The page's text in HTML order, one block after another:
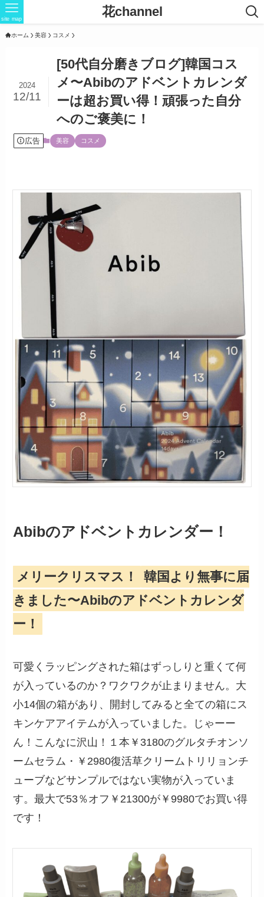
花channel
site map
ホーム 美容 コスメ
[50代自分磨きブログ]韓国コス
メ〜Abibのアドベントカレンダ
ーは超お買い得！頑張った自分
へのご褒美に！
2024
12/11
広告 美容 コスメ
Abibのアドベントカレンダー！
メリークリスマス！
韓国より無事に届
きました〜Abibのアドベントカレンダ
ー！
可愛くラッピングされた箱はずっしりと重くて何
が入っているのか？ワクワクが止まりません。大
小14個の箱があり、開封してみると全ての箱にス
キンケアアイテムが入っていました。じゃーー
ん！こんなに沢山！１本￥3180のグルタチオンソ
ームセラム・￥2980復活草クリームトリリョンチ
ューブなどサンプルではない実物が入っていま
す。最大で53％オフ￥21300が￥9980でお買い得
です！